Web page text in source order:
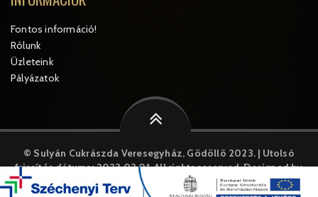
Fontos információ!
Rólunk
Üzleteink
Pályázatok
© Sulyán Cukrászda Veresegyház, Gödöllõ 2023. | Utolsó
frissítés dátuma: 2023.03.01.All rights reserved. Designed by
MySystem